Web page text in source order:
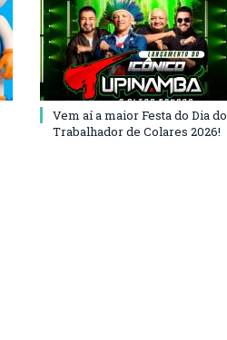
Vem aí a maior Festa do Dia do
Trabalhador de Colares 2026!